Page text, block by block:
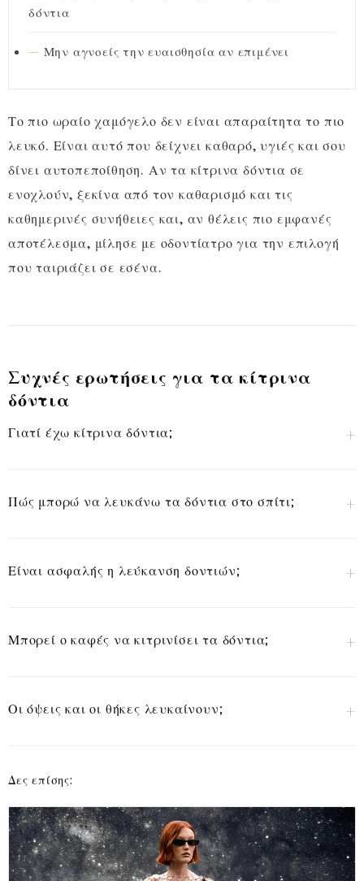
δόντια
Μην αγνοείς την ευαισθησία αν επιμένει
Το πιο ωραίο χαμόγελο δεν είναι απαραίτητα το πιο
λευκό. Είναι αυτό που δείχνει καθαρό, υγιές και σου
δίνει αυτοπεποίθηση. Αν τα κίτρινα δόντια σε
ενοχλούν, ξεκίνα από τον καθαρισμό και τις
καθημερινές συνήθειες και, αν θέλεις πιο εμφανές
αποτέλεσμα, μίλησε με οδοντίατρο για την επιλογή
που ταιριάζει σε εσένα.
Συχνές ερωτήσεις για τα κίτρινα
δόντια
Γιατί έχω κίτρινα δόντια;
Πώς μπορώ να λευκάνω τα δόντια στο σπίτι;
Είναι ασφαλής η λεύκανση δοντιών;
Μπορεί ο καφές να κιτρινίσει τα δόντια;
Οι όψεις και οι θήκες λευκαίνουν;
Δες επίσης: